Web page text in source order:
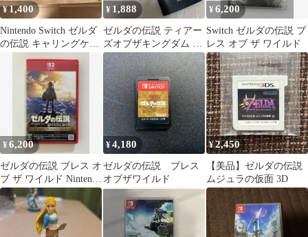
¥1,400
Nintendo Switch ゼルダ
の伝説 キャリングケー
¥ 1,888
ゼルダの伝説 ティアー
ズオブザキングダム マ
スコット コログ
¥6,200
Switch ゼルダの伝説 ブ
レス オブ ザ ワイルド
¥6,200
ゼルダの伝説 ブレス オ
ブ ザ ワイルド Nintendo
Switch 2
¥4,180
ゼルダの伝説 ブレス
オブザワイルド
¥2,450
【美品】ゼルダの伝説
ムジュラの仮面 3D